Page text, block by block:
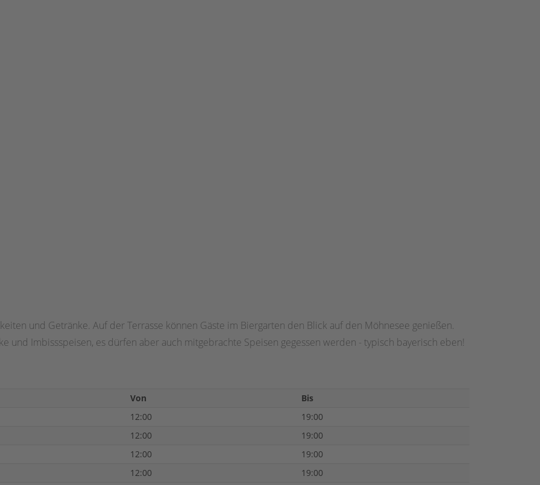
und Getränke. Auf der Terrasse können Gäste im Biergarten den Blick auf den Möhnesee genießen.
und Imbissspeisen, es dürfen aber auch mitgebrachte Speisen gegessen werden - typisch bayerisch eben!
Von
Bis
12:00
19:00
12:00
19:00
12:00
19:00
12:00
19:00